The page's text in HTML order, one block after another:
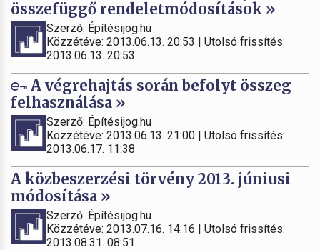
összefüggő rendeletmódosítások »
Szerző: Építésijog.hu
Közzétéve: 2013.06.13. 20:53 | Utolsó frissítés:
2013.06.13. 20:53
A végrehajtás során befolyt összeg
felhasználása »
Szerző: Építésijog.hu
Közzétéve: 2013.06.13. 21:00 | Utolsó frissítés:
2013.06.17. 11:38
A közbeszerzési törvény 2013. júniusi
módosítása »
Szerző: Építésijog.hu
Közzétéve: 2013.07.16. 14:16 | Utolsó frissítés:
2013.08.31. 08:51